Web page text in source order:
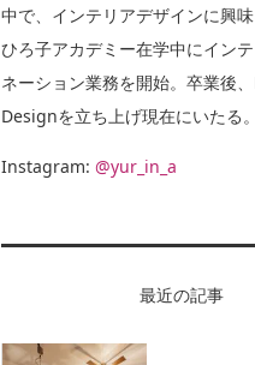
中で、インテリアデザインに興
ひろ子アカデミー在学中にイン
ネーション業務を開始。卒業後
Designを立ち上げ現在にいたる。
Instagram: @yur_in_a
最近の記事